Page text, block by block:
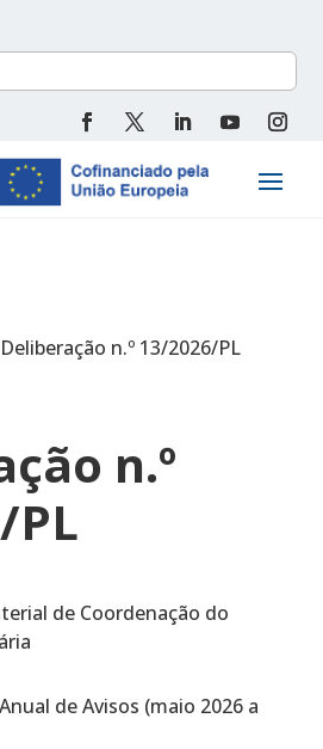
Deliberação n.º 13/2026/PL
n.º
PL
de Coordenação do
de Avisos (maio 2026 a